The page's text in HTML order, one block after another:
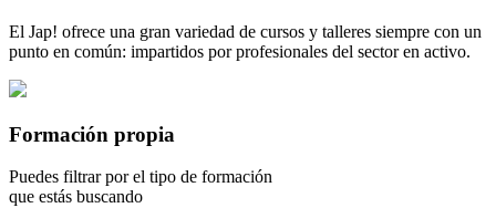
El Jap! ofrece una gran variedad de cursos y talleres siempre con un
punto en común: impartidos por profesionales del sector en activo.
Formación propia
Puedes filtrar por el tipo de formación
que estás buscando